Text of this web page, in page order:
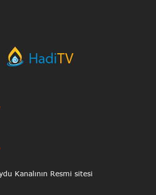
Kanalının Resmi sitesi